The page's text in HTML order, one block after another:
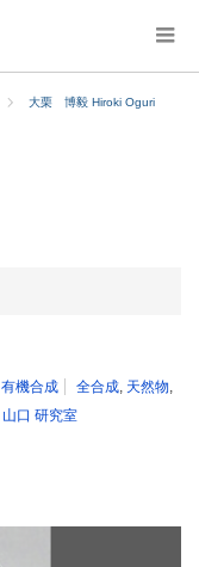
大栗 博毅 Hiroki Oguri
有機合成 全合成, 天然物,
山口 研究室